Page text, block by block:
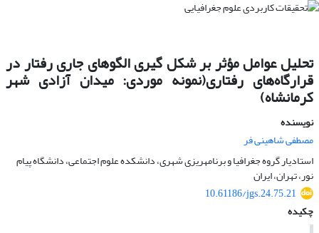
تحلیل عوامل مؤثر بر شکل گیری الگوهای جاری رفتار در
قرارگاه‌های رفتاری(نمونه موردی: میدان آزادی شهر
کرمانشاه)
نویسنده
مصطفی شاهینی فر
استادیار گروه جغرافیا و برنامهریزی شهری، دانشکده علوم اجتماعی، دانشگاه پیام
نور، تهران، ایران
10.61186/jgs.24.75.21
چکیده